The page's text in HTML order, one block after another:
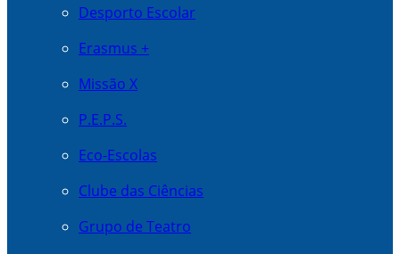
Desporto Escolar
Erasmus +
Missão X
P.E.P.S.
Eco-Escolas
Clube das Ciências
Grupo de Teatro